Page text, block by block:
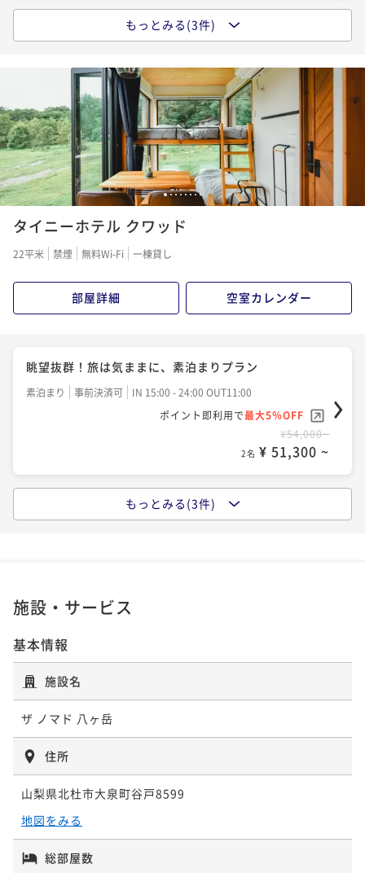
やっぱり定番、朝食付きプラン
ポイント即利用で最大5％OFF
¥54,000~
2名 ¥ 51,300 ~
ザ ノマドを満喫、1泊2食（BBQ）付きグランピング・
プラン！
二食付き 事前決済可
IN 15:00 - 19:00 OUT11:00
2名 ¥ 65,550 ~
Q）プラン
二食付き 事前決済可
IN 15:00 - 19:00 OUT11:00
ポイント即利用で 最大5％OFF
¥72,000~
2名 ¥ 68,400 ~
もっとみる(3件)
12345678
タイニーホテル クワッド
22平米 禁煙 無料Wi-Fi 一棟貸し
部屋詳細 空室カレンダー
眺望抜群！旅は気ままに、素泊まりプラン
素泊まり 事前決済可
IN 15:00 - 24:00 OUT11:00
ポイント即利用で最大5％OFF
¥54,000~
2名 ¥ 51,300 ~
やっぱり定番、朝食付きプラン
ザ ノマドを満喫、1泊2食（BBQ）付きグランピング・
プラン！
二食付き 事前決済可
IN 15:00 - 19:00 OUT11:00
¥74,000~
八ヶ岳といえばやっぱり鹿！1泊２食付き（ジビエBB
Q）プラン
二食付き 事前決済可
もっとみる(3件)
施設・サービス
基本情報
施設名
ザ ノマド 八ヶ岳
住所
山梨県北杜市大泉町谷戸8599
地図をみる
総部屋数